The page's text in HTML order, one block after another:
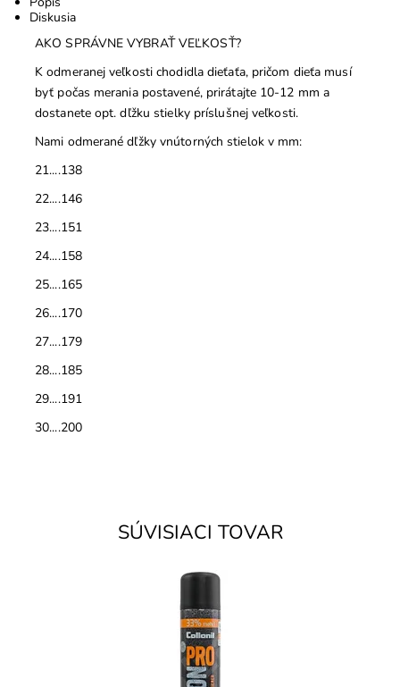
Diskusia
AKO SPRÁVNE VYBRAŤ VEĽKOSŤ?
K odmeranej veľkosti chodidla dieťaťa, pričom dieťa musí
byť počas merania postavené, prirátajte 10-12 mm a
dostanete opt. dľžku stielky príslušnej veľkosti.
Nami odmerané dľžky vnútorných stielok v mm:
21....138
22....146
23....151
24....158
25....165
26....170
27....179
28....185
29....191
30....200
SÚVISIACI TOVAR
Carbon technológia proti vlhkosti a znečisteniu.
Impregnácia na všetky druhy kože, aj textil (napr.